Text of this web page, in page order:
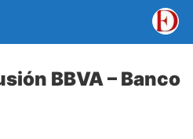
BBVA – Banco